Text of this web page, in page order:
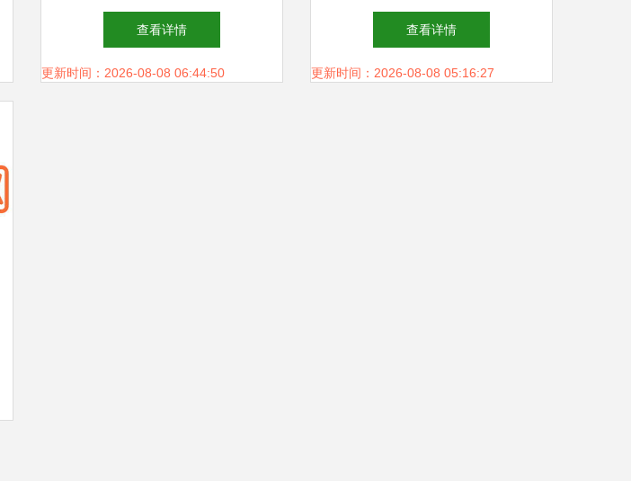
平面设计与装修秘籍
查看详情
更新时间：2026-08-08 06:44:50
平面设计师 Anja Leidel 的视
觉世界
查看详情
更新时间：2026-08-08 05:16:27